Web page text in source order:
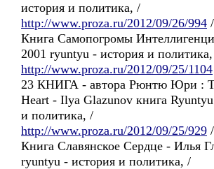
история и политика, /
http://www.proza.ru/2012/09/26/994
Книга Самопогромы
2001 ryuntyu - история и
http://www.proza.ru/2012/09/25/1104
23 КНИГА - автора Рюнтю Юри :
Heart - Ilya Glazunov книга
и политика, /
http://www.proza.ru/2012/09/25/929
Книга Славянское Сердце - Илья
ryuntyu - история и политика, /